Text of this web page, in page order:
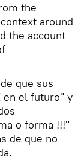
the
around
the account
que sus
en el futuro" y
o forma !!!"
de que no